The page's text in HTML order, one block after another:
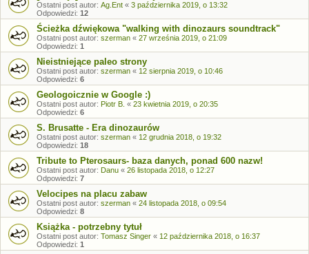
Ostatni post autor: Ag.Ent « 3 października 2019, o 13:32
Odpowiedzi: 12
Ścieżka dźwiękowa "walking with dinozaurs soundtrack"
Ostatni post autor: szerman « 27 września 2019, o 21:09
Odpowiedzi: 1
Nieistniejące paleo strony
Ostatni post autor: szerman « 12 sierpnia 2019, o 10:46
Odpowiedzi: 6
Geologoicznie w Google :)
Ostatni post autor: Piotr B. « 23 kwietnia 2019, o 20:35
Odpowiedzi: 6
S. Brusatte - Era dinozaurów
Ostatni post autor: szerman « 12 grudnia 2018, o 19:32
Odpowiedzi: 18
Tribute to Pterosaurs- baza danych, ponad 600 nazw!
Ostatni post autor: Danu « 26 listopada 2018, o 12:27
Odpowiedzi: 7
Velocipes na placu zabaw
Ostatni post autor: szerman « 24 listopada 2018, o 09:54
Odpowiedzi: 8
Książka - potrzebny tytuł
Ostatni post autor: Tomasz Singer « 12 października 2018, o 16:37
Odpowiedzi: 1